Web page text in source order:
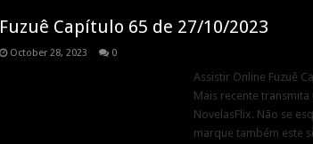
Fuzuê Capítulo 65 de 27/10/2023
October 28, 2023 0
Assistir Online Fuzuê
Mais recente
NovelasFlix. Não se
marque também este